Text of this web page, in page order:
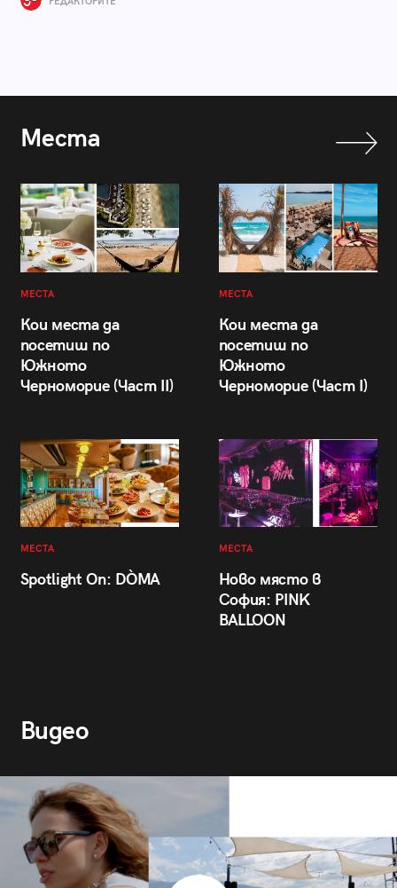
Места
МЕСТА
Кои места да
посетиш по
Южното
Черноморие (Част II)
МЕСТА
Кои места да
посетиш по
Южното
Черноморие (Част I)
МЕСТА
Spotlight On: DÒMA
МЕСТА
Ново място в
София: PINK
BALLOON
Видео